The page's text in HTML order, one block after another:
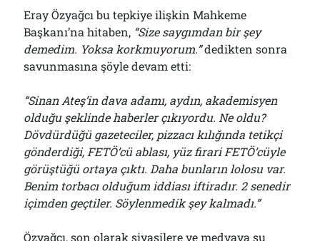
Eray Özyağcı bu tepkiye ilişkin Mahkeme
Başkanı’na hitaben, “Size saygımdan bir şey
demedim. Yoksa korkmuyorum.”dedikten sonra
savunmasına şöyle devam etti:
“Sinan Ateş’in dava adamı, aydın, akademisyen
olduğu şeklinde haberler çıkıyordu. Ne oldu?
Dövdürdüğü gazeteciler, pizzacı kılığında tetikçi
gönderdiği, FETÖ’cü ablası, yüz firari FETÖ’cüyle
görüştüğü ortaya çıktı. Daha bunların lolosu var.
Benim torbacı olduğum iddiası iftiradır. 2 senedir
içimden geçtiler. Söylenmedik şey kalmadı.”
Özyağcı, son olarak siyasilere ve medyaya şu